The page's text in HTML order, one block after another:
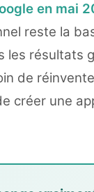
en mai
reste la
les résultats
de
créer une